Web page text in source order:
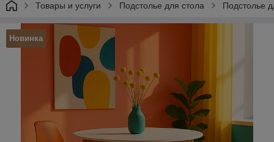
Товары и услуги Подстолье для стола Подстолье
Новинка